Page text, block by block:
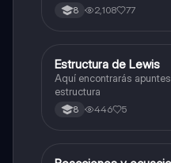
8 2,108 77
Química
Estructura de Lewis
Aquí encontrarás
estructura
8 446 5